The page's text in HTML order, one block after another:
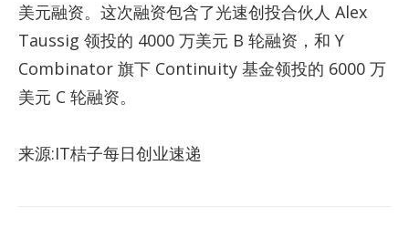
美元融资。这次融资包含了光速创投合伙人 Alex
Taussig 领投的 4000 万美元 B 轮融资，和 Y
Combinator 旗下 Continuity 基金领投的 6000 万
美元 C 轮融资。
来源:IT桔子每日创业速递